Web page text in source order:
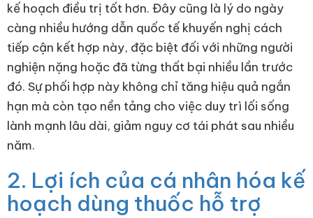
kế hoạch điều trị tốt hơn. Đây cũng là lý do ngày
càng nhiều hướng dẫn quốc tế khuyến nghị cách
tiếp cận kết hợp này, đặc biệt đối với những người
nghiện nặng hoặc đã từng thất bại nhiều lần trước
đó. Sự phối hợp này không chỉ tăng hiệu quả ngắn
hạn mà còn tạo nền tảng cho việc duy trì lối sống
lành mạnh lâu dài, giảm nguy cơ tái phát sau nhiều
năm.
2. Lợi ích của cá nhân hóa kế
hoạch dùng thuốc hỗ trợ